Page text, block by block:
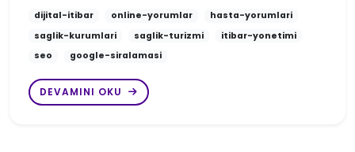
dijital-itibar online-yorumlar
hasta-yorumlari
saglik-kurumlari
saglik-turizmi
itibar-yonetimi
seo
google-siralamasi
DEVAMINI OKU